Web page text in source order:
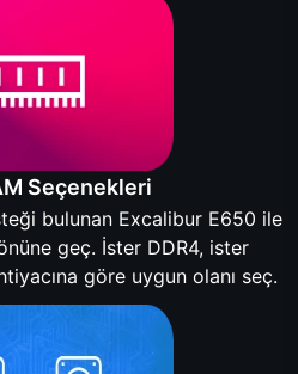
Seçenekleri
bulunan Excalibur E650 ile
geç. İster DDR4, ister
göre uygun olanı seç.